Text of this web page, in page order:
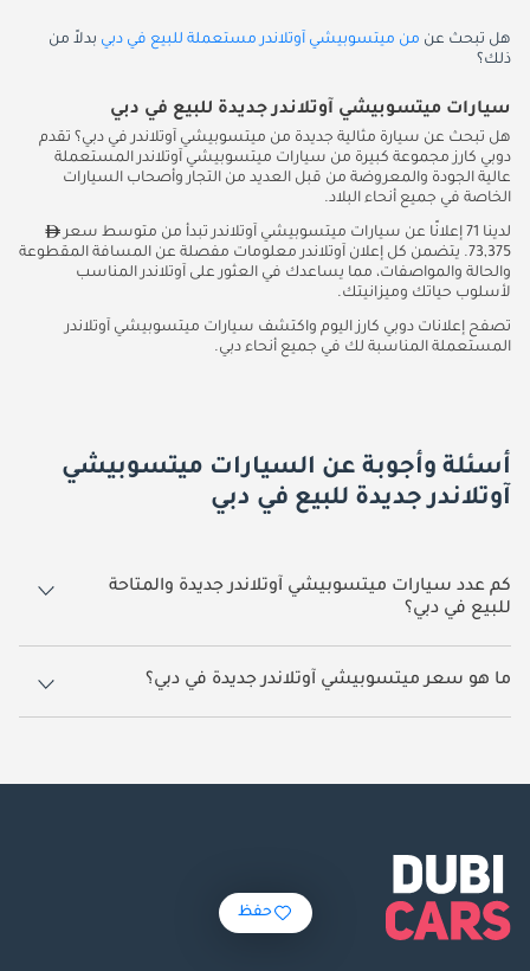
هل تبحث عن من ميتسوبيشي آوتلاندر مستعملة للبيع في دبي بدلاً من
ذلك؟
سيارات ميتسوبيشي آوتلاندر جديدة للبيع في دبي
هل تبحث عن سيارة مثالية جديدة من ميتسوبيشي آوتلاندر في دبي؟ تقدم
دوبي كارز مجموعة كبيرة من سيارات ميتسوبيشي آوتلاندر المستعملة
عالية الجودة والمعروضة من قبل العديد من التجار وأصحاب السيارات
الخاصة في جميع أنحاء البلاد.
لدينا 71 إعلانًا عن سيارات ميتسوبيشي آوتلاندر تبدأ من متوسط سعر
73,375. يتضمن كل إعلان آوتلاندر معلومات مفصلة عن المسافة المقطوعة
والحالة والمواصفات، مما يساعدك في العثور على آوتلاندر المناسب
لأسلوب حياتك وميزانيتك.
تصفح إعلانات دوبي كارز اليوم واكتشف سيارات ميتسوبيشي آوتلاندر
المستعملة المناسبة لك في جميع أنحاء دبي.
أسئلة وأجوبة عن السيارات ميتسوبيشي
آوتلاندر جديدة للبيع في دبي
كم عدد سيارات ميتسوبيشي آوتلاندر جديدة والمتاحة
للبيع في دبي؟
71 سيارة ميتسوبيشي آوتلاندر جديدة متوفرة للبيع في دبي.
ما هو سعر ميتسوبيشي آوتلاندر جديدة في دبي؟
يبدأ سعر سيارة ميتسوبيشي آوتلاندر جديدة في دبي 73,375.
حفظ